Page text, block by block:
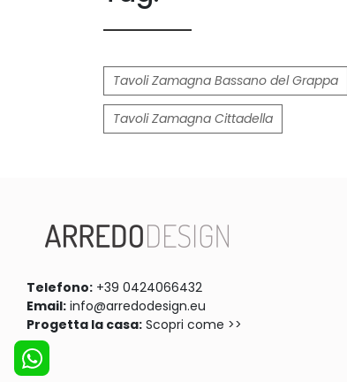
Tavoli Zamagna Bassano del Grappa
Tavoli Zamagna Cittadella
Telefono: +39 0424066432
Email: info@arredodesign.eu
Progetta la casa: Scopri come >>